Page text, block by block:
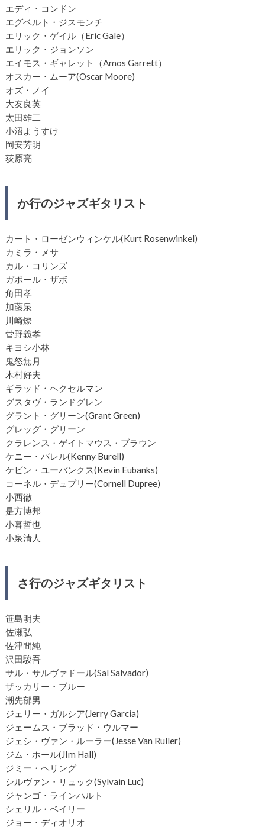
エディ・コンドン
エグベルト・ジスモンチ
エリック・ゲイル（Eric Gale）
エリック・ジョンソン
エイモス・ギャレット（Amos Garrett）
オスカー・ムーア(Oscar Moore)
オズ・ノイ
大友良英
太田雄二
小沼ようすけ
岡安芳明
荻原亮
か行のジャズギタリスト
カート・ローゼンウィンケル(Kurt Rosenwinkel)
カミラ・メサ
カル・コリンズ
ガボール・ザボ
角田孝
加藤泉
川崎燎
菅野義孝
キヨシ小林
鬼怒無月
木村好夫
ギラッド・ヘクセルマン
グスタヴ・ランドグレン
グラント・グリーン(Grant Green)
グレッグ・グリーン
クラレンス・ゲイトマウス・ブラウン
ケニー・バレル(Kenny Burell)
ケビン・ユーバンクス(Kevin Eubanks)
コーネル・デュプリー(Cornell Dupree)
小西徹
是方博邦
小暮哲也
小泉清人
さ行のジャズギタリスト
笹島明夫
佐瀬弘
佐津間純
沢田駿吾
サル・サルヴァドール(Sal Salvador)
ザッカリー・ブルー
潮先郁男
ジェリー・ガルシア(Jerry Garcia)
ジェームス・ブラッド・ウルマー
ジェシ・ヴァン・ルーラー(Jesse Van Ruller)
ジム・ホール(JIm Hall)
ジミー・ヘリング
シルヴァン・リュック(Sylvain Luc)
ジャンゴ・ラインハルト
シェリル・ベイリー
ジョー・ディオリオ